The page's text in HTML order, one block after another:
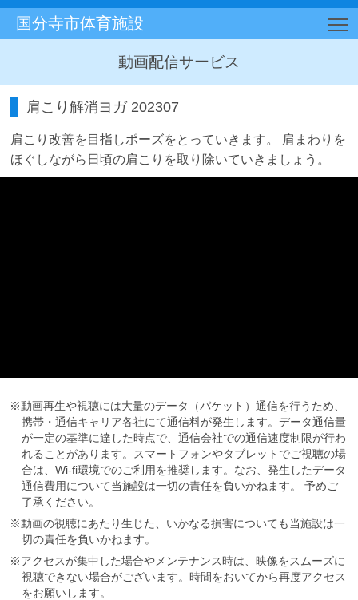
国分寺市体育施設
動画配信サービス
肩こり解消ヨガ 202307
肩こり改善を目指しポーズをとっていきます。 肩まわりを
ほぐしながら日頃の肩こりを取り除いていきましょう。
※動画再生や視聴には大量のデータ（パケット）通信を行うため、
携帯・通信キャリア各社にて通信料が発生します。データ通信量
が一定の基準に達した時点で、通信会社での通信速度制限が行わ
れることがあります。スマートフォンやタブレットでご視聴の場
合は、Wi-fi環境でのご利用を推奨します。なお、発生したデータ
通信費用について当施設は一切の責任を負いかねます。 予めご
了承ください。
※動画の視聴にあたり生じた、いかなる損害についても当施設は一
切の責任を負いかねます。
※アクセスが集中した場合やメンテナンス時は、映像をスムーズに
視聴できない場合がございます。時間をおいてから再度アクセス
をお願いします。